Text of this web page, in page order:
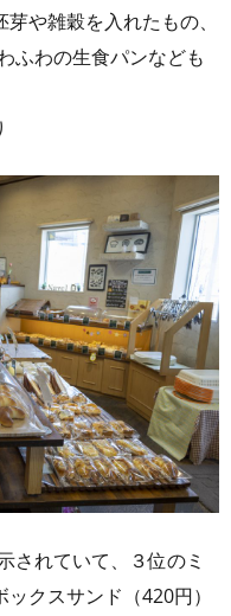
や雑穀を入れたもの、
ふわの生食パンなども
されていて、３位のミ
クスサンド（420円）